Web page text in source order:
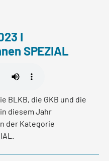
I
SPEZIAL
BLKB, die GKB und die
diesem Jahr
der Kategorie
an Mitarbeitende und